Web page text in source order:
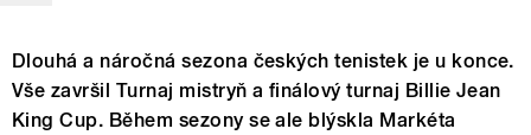
Dlouhá a náročná sezona českých tenistek je u konce.
Vše završil Turnaj mistryň a finálový turnaj Billie Jean
King Cup. Během sezony se ale blýskla Markéta